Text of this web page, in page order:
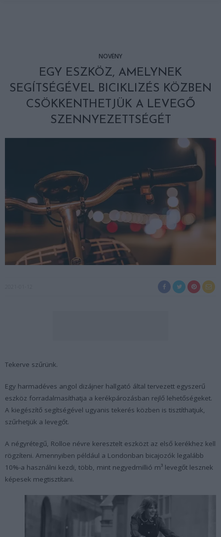
NÖVÉNY
EGY ESZKÖZ, AMELYNEK
SEGÍTSÉGÉVEL BICIKLIZÉS KÖZBEN
CSÖKKENTHETJÜK A LEVEGŐ
SZENNYEZETTSÉGÉT
Tekerve szűrünk.
Egy harmadéves angol dizájner hallgató által tervezett egyszerű
eszköz forradalmasíthatja a kerékpározásban rejlő lehetőségeket.
A kiegészítő segítségével ugyanis tekerés közben is tisztíthatjuk,
szűrhetjük a levegőt.
A négyrétegű, Rolloe névre keresztelt eszközt az első kerékhez kell
rögzíteni. Amennyiben például a Londonban bicajozók legalább
10%-a használni kezdi, több, mint negyedmillió m³ levegőt lesznek
képesek megtisztítani.